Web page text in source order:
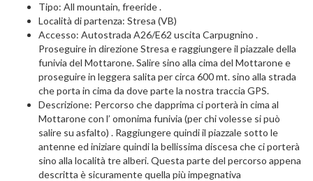
Tipo: All mountain, freeride .
Località di partenza: Stresa (VB)
Accesso: Autostrada A26/E62 uscita Carpugnino .
Proseguire in direzione Stresa e raggiungere il piazzale della
funivia del Mottarone. Salire sino alla cima del Mottarone e
proseguire in leggera salita per circa 600 mt. sino alla strada
che porta in cima da dove parte la nostra traccia GPS.
Descrizione: Percorso che dapprima ci porterà in cima al
Mottarone con l’ omonima funivia (per chi volesse si può
salire su asfalto) . Raggiungere quindi il piazzale sotto le
antenne ed iniziare quindi la bellissima discesa che ci porterà
sino alla località tre alberi. Questa parte del percorso appena
descritta è sicuramente quella più impegnativa